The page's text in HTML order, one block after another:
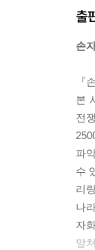
출
손
『
본
전
파
수
리
나
자
말